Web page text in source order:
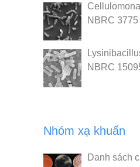
NBRC 3775
NBRC
Nhóm xạ khuẩn
Danh sách